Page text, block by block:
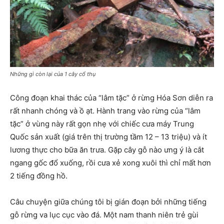
Những gì còn lại của 1 cây cổ thụ
Công đoạn khai thác của “lâm tặc” ở rừng Hóa Sơn diễn ra
rất nhanh chóng và ồ ạt. Hành trang vào rừng của “lâm
tặc” ở vùng này rất gọn nhẹ với chiếc cưa máy Trung
Quốc sản xuất (giá trên thị trường tầm 12 – 13 triệu) và ít
lương thực cho bữa ăn trưa. Gặp cây gỗ nào ưng ý là cắt
ngang gốc đổ xuống, rồi cưa xẻ xong xuôi thì chỉ mất hơn
2 tiếng đồng hồ.
Câu chuyện giữa chúng tôi bị gián đoạn bởi những tiếng
gỗ rừng va lục cục vào đá. Một nam thanh niên trẻ gùi